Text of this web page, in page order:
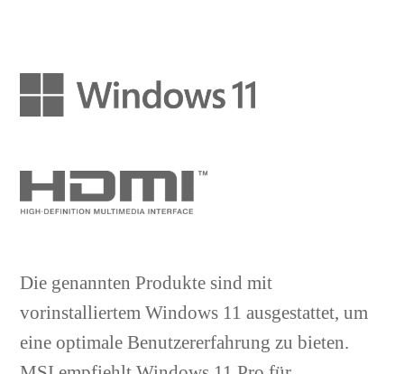
Die genannten Produkte sind mit
vorinstalliertem Windows 11 ausgestattet, um
eine optimale Benutzererfahrung zu bieten.